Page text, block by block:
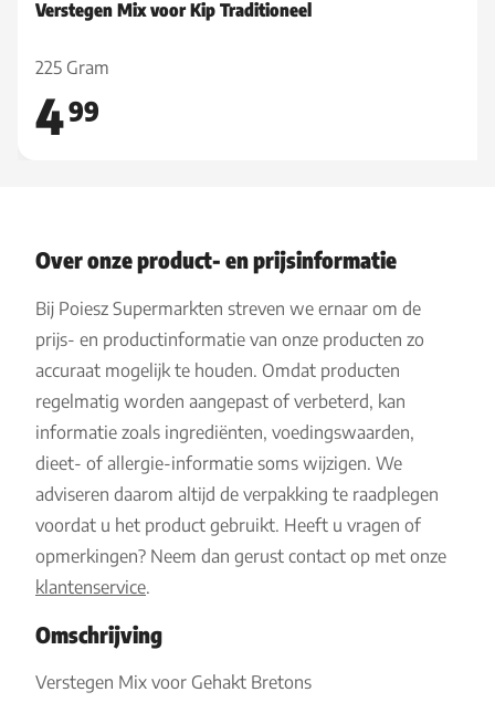
Verstegen Mix voor Kip Traditioneel
225 Gram
499
Over onze product- en prijsinformatie
Bij Poiesz Supermarkten streven we ernaar om de
prijs- en productinformatie van onze producten zo
accuraat mogelijk te houden. Omdat producten
regelmatig worden aangepast of verbeterd, kan
informatie zoals ingrediënten, voedingswaarden,
dieet- of allergie-informatie soms wijzigen. We
adviseren daarom altijd de verpakking te raadplegen
voordat u het product gebruikt. Heeft u vragen of
opmerkingen? Neem dan gerust contact op met onze
klantenservice.
Omschrijving
Verstegen Mix voor Gehakt Bretons